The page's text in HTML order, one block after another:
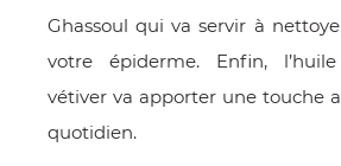
Ghassoul qui va servir à
votre épiderme. Enfin,
vétiver va apporter une touche
quotidien.